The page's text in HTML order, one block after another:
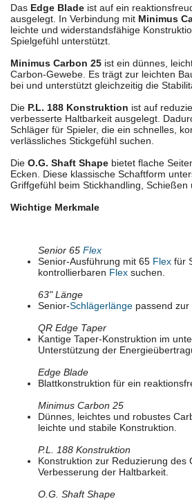
Das Edge Blade ist auf ein
ausgelegt. In Verbindung mit Minimus
leichte und widerstandsfähige
Spielgefühl unterstützt.
Minimus Carbon 25 ist ein dünnes,
Carbon-Gewebe. Es trägt zur leichten
bei und unterstützt gleichzeitig die
Die P.L. 188 Konstruktion ist auf
verbesserte Haltbarkeit ausgelegt.
Schläger für Spieler, die ein schnelles,
verlässliches Stickgefühl suchen.
Die O.G. Shaft Shape bietet flache
Ecken. Diese klassische Schaftform
Griffgefühl beim Stickhandling, Schießen
Wichtige Merkmale
Senior 65 Flex
Senior-Ausführung mit 65 Flex für
kontrollierbaren Flex suchen.
63" Länge
Senior-Schlägerlänge passend zur
QR Edge Taper
Kantige Taper-Konstruktion im
Unterstützung der
Edge Blade
Blattkonstruktion für ein
Minimus Carbon 25
Dünnes, leichtes und robustes
leichte und stabile Konstruktion.
P.L. 188 Konstruktion
Konstruktion zur Reduzierung des
Verbesserung der Haltbarkeit.
O.G. Shaft Shape